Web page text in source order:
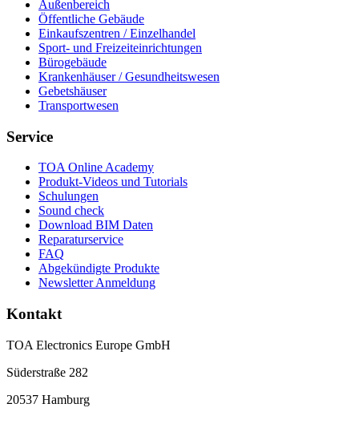
Außenbereich
Öffentliche Gebäude
Einkaufszentren / Einzelhandel
Sport- und Freizeiteinrichtungen
Bürogebäude
Krankenhäuser / Gesundheitswesen
Gebetshäuser
Transportwesen
Service
TOA Online Academy
Produkt-Videos und Tutorials
Schulungen
Sound check
Download BIM Daten
Reparaturservice
FAQ
Abgekündigte Produkte
Newsletter Anmeldung
Kontakt
TOA Electronics Europe GmbH
Süderstraße 282
20537 Hamburg